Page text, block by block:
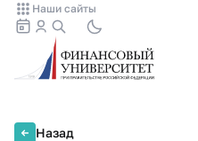
Наши сайты
Назад